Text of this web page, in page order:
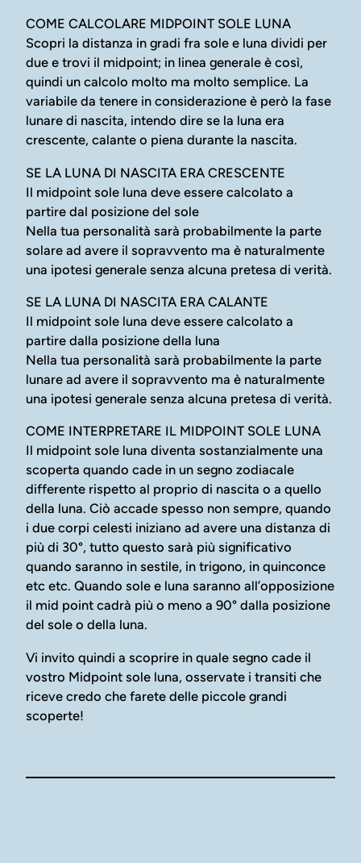
COME CALCOLARE MIDPOINT SOLE LUNA
Scopri la distanza in gradi fra sole e luna dividi per
due e trovi il midpoint; in linea generale è così,
quindi un calcolo molto ma molto semplice. La
variabile da tenere in considerazione è però la fase
lunare di nascita, intendo dire se la luna era
crescente, calante o piena durante la nascita.
SE LA LUNA DI NASCITA ERA CRESCENTE
Il midpoint sole luna deve essere calcolato a
partire dal posizione del sole
Nella tua personalità sarà probabilmente la parte
solare ad avere il sopravvento ma è naturalmente
una ipotesi generale senza alcuna pretesa di verità.
SE LA LUNA DI NASCITA ERA CALANTE
Il midpoint sole luna deve essere calcolato a
partire dalla posizione della luna
Nella tua personalità sarà probabilmente la parte
lunare ad avere il sopravvento ma è naturalmente
una ipotesi generale senza alcuna pretesa di verità.
COME INTERPRETARE IL MIDPOINT SOLE LUNA
Il midpoint sole luna diventa sostanzialmente una
scoperta quando cade in un segno zodiacale
differente rispetto al proprio di nascita o a quello
della luna. Ciò accade spesso non sempre, quando
i due corpi celesti iniziano ad avere una distanza di
più di 30°, tutto questo sarà più significativo
quando saranno in sestile, in trigono, in quinconce
etc etc. Quando sole e luna saranno all’opposizione
il mid point cadrà più o meno a 90° dalla posizione
del sole o della luna.
Vi invito quindi a scoprire in quale segno cade il
vostro Midpoint sole luna, osservate i transiti che
riceve credo che farete delle piccole grandi
scoperte!